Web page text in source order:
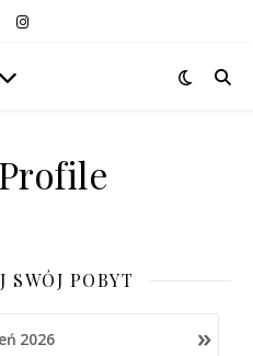
SWÓJ POBYT
»
2026